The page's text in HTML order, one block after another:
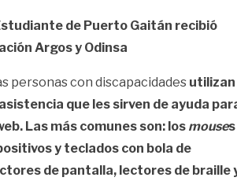
de Puerto Gaitán recibió
Argos y Odinsa
personas con discapacidades utilizan
que les sirven de ayuda
Las más comunes son: los mouses
y teclados con bola de
de pantalla, lectores de braille